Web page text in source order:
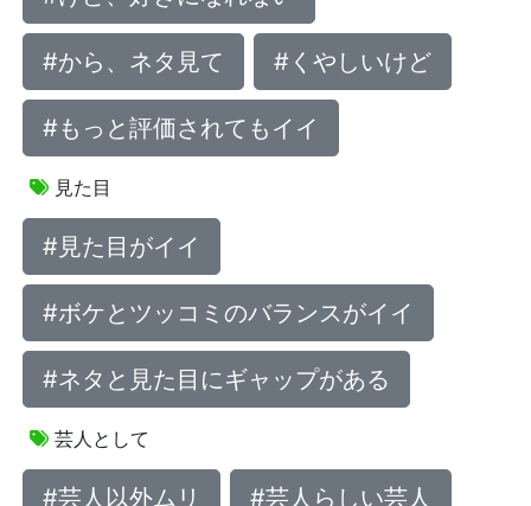
#から、ネタ見て #くやしいけど
#もっと評価されてもイイ
見た目
#見た目がイイ
#ボケとツッコミのバランスがイイ
#ネタと見た目にギャップがある
芸人として
#芸人以外ムリ #芸人らしい芸人